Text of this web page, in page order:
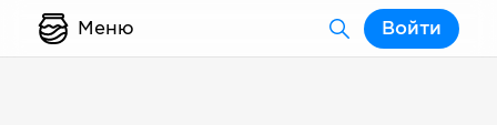
Меню Войти